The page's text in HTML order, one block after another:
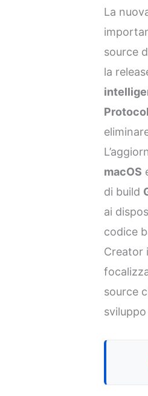
La
source
la
macOS
di build
ai
codice
Creator
source